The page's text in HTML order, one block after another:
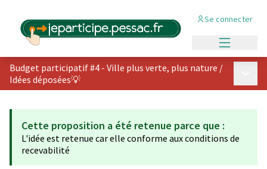
Se connecter
Budget participatif #4 - Ville plus verte, plus nature /
Idées déposées💡
Cette proposition a été retenue parce que :
L'idée est retenue car elle conforme aux conditions de
recevabilité